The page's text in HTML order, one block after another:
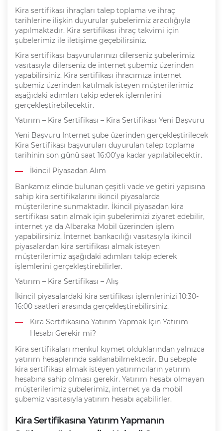
Kira sertifikası ihraçları talep toplama ve ihraç
tarihlerine ilişkin duyurular şubelerimiz aracılığıyla
yapılmaktadır. Kira sertifikası ihraç takvimi için
şubelerimiz ile iletişime geçebilirsiniz.
Kira sertifikası başvurularınızı dilerseniz şubelerimiz
vasıtasıyla dilerseniz de internet şubemiz üzerinden
yapabilirsiniz. Kira sertifikası ihracımıza internet
şubemiz üzerinden katılmak isteyen müşterilerimiz
aşağıdaki adımları takip ederek işlemlerini
gerçekleştirebilecektir.
Yatırım – Kira Sertifikası – Kira Sertifikası Yeni Başvuru
Yeni Başvuru Internet şube üzerinden gerçekleştirilecek
Kira Sertifikası başvuruları duyurulan talep toplama
tarihinin son günü saat 16:00’ya kadar yapılabilecektir.
İkincil Piyasadan Alım
Bankamız elinde bulunan çeşitli vade ve getiri yapısına
sahip kira sertifikalarını ikincil piyasalarda
müşterilerine sunmaktadır. İkincil piyasadan kira
sertifikası satın almak için şubelerimizi ziyaret edebilir,
internet ya da Albaraka Mobil üzerinden işlem
yapabilirsiniz. İnternet bankacılığı vasıtasıyla ikincil
piyasalardan kira sertifikası almak isteyen
müşterilerimiz aşağıdaki adımları takip ederek
işlemlerini gerçekleştirebilirler.
Yatırım – Kira Sertifikası – Alış
İkincil piyasalardaki kira sertifikası işlemlerinizi 10:30-
16:00 saatleri arasında gerçekleştirebilirsiniz.
Kira Sertifikasına Yatırım Yapmak İçin Yatırım
Hesabı Gerekir mi?
Kira sertifikaları menkul kıymet olduklarından yalnızca
yatırım hesaplarında saklanabilmektedir. Bu sebeple
kira sertifikası almak isteyen yatırımcıların yatırım
hesabına sahip olması gerekir. Yatırım hesabı olmayan
müşterilerimiz şubelerimiz, internet ya da mobil
şubemiz vasıtasıyla yatırım hesabı açabilirler.
Kira Sertifikasına Yatırım Yapmanın